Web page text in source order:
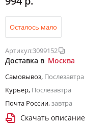
Осталось мало
Артикул:3099152
Доставка в Москва
Самовывоз, Послезавтра
Курьер, Послезавтра
Почта России,завтра
Скачать описание